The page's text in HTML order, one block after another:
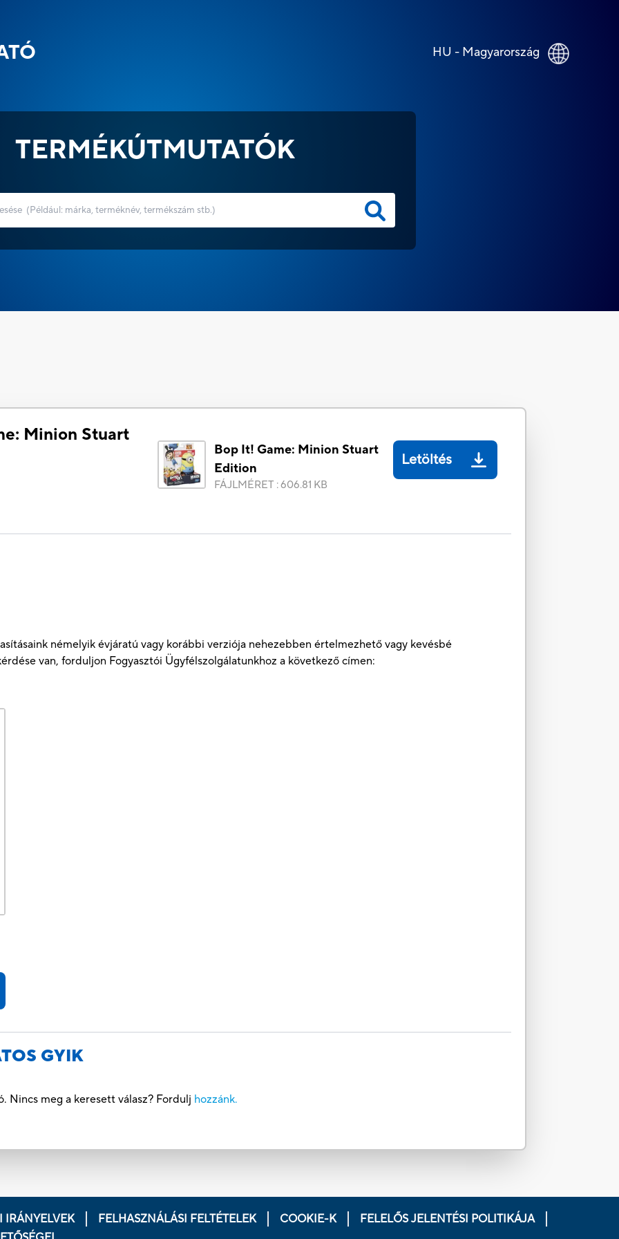
HU - Magyarország
TERMÉKÚTMUTATÓK
Minion Stuart
Bop It! Game: Minion Stuart
Edition
FÁJLMÉRET :606.81 KB
Letöltés
némelyik évjáratú vagy korábbi verziója nehezebben értelmezhető vagy kevésbé
van, forduljon Fogyasztói Ügyfélszolgálatunkhoz a következő címen:
GYIK
Nincs meg a keresett válasz? Fordulj hozzánk.
IRÁNYELVEK FELHASZNÁLÁSI FELTÉTELEK COOKIE-K
FELELŐS JELENTÉSI POLITIKÁJA